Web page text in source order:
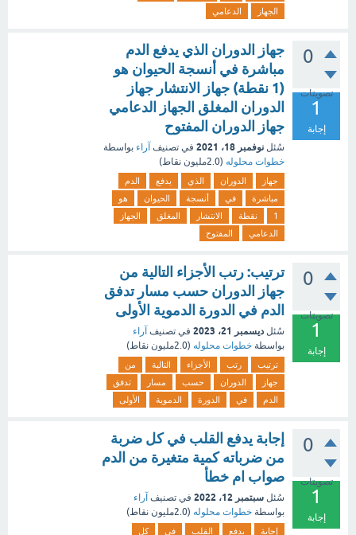
الجهاز
الدعامي
0
تصويتات
1
إجابة
جهاز الدوران الذي يدفع الدم
مباشرة في أنسجة الحيوان هو
(1 نقطة) جهاز الانتشار جهاز
الدوران المغلق الجهاز الدعامي
جهاز الدوران المفتوح
سُئل نوفمبر 18، 2021 في تصنيف آراء بواسطة
خطوات محلوله (2.0مليون نقاط)
جهاز الدوران الذي يدفع
الدم
مباشرة
في أنسجة الحيوان
هو
1
نقطة الانتشار المغلق
الجهاز
الدعامي
المفتوح
0
تصويتات
1
إجابة
ترتيب: رتب الأجزاء التالية من
جهاز الدوران حسب مسار تدفق
الدم في الدورة الدموية الأولى
سُئل ديسمبر 21، 2023 في تصنيف آراء
بواسطة خطوات محلوله (2.0مليون نقاط)
ترتيب رتب الأجزاء التالية
من
جهاز
الدوران حسب مسار
تدفق
الدم
في الدورة الدموية الأولى
0
تصويتات
1
إجابة
إجابة يدفع القلب في كل ضربة
من ضرباته كمية متغيرة من الدم
صواب ام خطأ
سُئل سبتمبر 12، 2022 في تصنيف آراء
بواسطة خطوات محلوله (2.0مليون نقاط)
إجابة يدفع القلب في كل